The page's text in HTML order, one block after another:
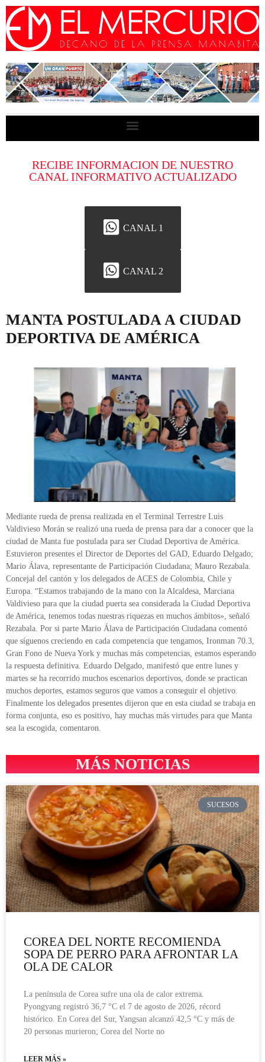
RECIBE INFORMACION DE NUESTRO
CANAL INFORMATIVO ACTUALIZADO
CANAL 1
CANAL 2
MANTA POSTULADA A CIUDAD
DEPORTIVA DE AMÉRICA
Mediante rueda de prensa realizada en el Terminal Terrestre Luis
Valdivieso Morán se realizó una rueda de prensa para dar a conocer que la
ciudad de Manta fue postulada para ser Ciudad Deportiva de América.
Estuvieron presentes el Director de Deportes del GAD, Eduardo Delgado;
Mario Álava, representante de Participación Ciudadana; Mauro Rezabala.
Concejal del cantón y los delegados de ACES de Colombia, Chile y
Europa. “Estamos trabajando de la mano con la Alcaldesa, Marciana
Valdivieso para que la ciudad puerta sea considerada la Ciudad Deportiva
de América, tenemos todas nuestras riquezas en muchos ámbitos», señaló
Rezabala. Por si parte Mario Álava de Participación Ciudadana comentó
que síguenos creciendo en cada competencia que tengamos, Ironman 70.3,
Gran Fono de Nueva York y muchas más competencias, estamos esperando
la respuesta definitiva. Eduardo Delgado, manifestó que entre lunes y
martes se ha recorrido muchos escenarios deportivos, donde se practican
muchos deportes, estamos seguros que vamos a conseguir el objetivo.
Finalmente los delegados presentes dijeron que en esta ciudad se trabaja en
forma conjunta, eso es positivo, hay muchas más virtudes para que Manta
sea la escogida, comentaron.
MÁS NOTICIAS
SUCESOS
COREA DEL NORTE RECOMIENDA
SOPA DE PERRO PARA AFRONTAR LA
OLA DE CALOR
La península de Corea sufre una ola de calor extrema.
Pyongyang registró 36,7 °C el 7 de agosto de 2026, récord
histórico. En Corea del Sur, Yangsan alcanzó 42,5 °C y más de
20 personas murieron; Corea del Norte no
LEER MÁS »